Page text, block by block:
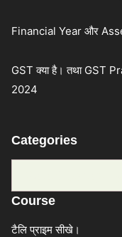
Financial Year और
GST क्या है। तथा GST
2024
Categories
Course
टैलि प्राइम सीखे।